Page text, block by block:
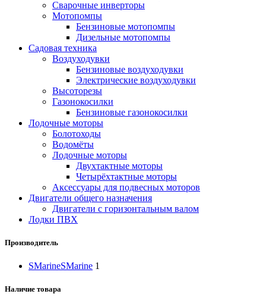
Сварочные инверторы
Мотопомпы
Бензиновые мотопомпы
Дизельные мотопомпы
Садовая техника
Воздуходувки
Бензиновые воздуходувки
Электрические воздуходувки
Высоторезы
Газонокосилки
Бензиновые газонокосилки
Лодочные моторы
Болотоходы
Водомёты
Лодочные моторы
Двухтактные моторы
Четырёхтактные моторы
Аксессуары для подвесных моторов
Двигатели общего назначения
Двигатели с горизонтальным валом
Лодки ПВХ
Производитель
SMarineSMarine 1
Наличие товара